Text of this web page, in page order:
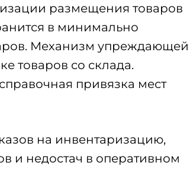
размещения товаров
в минимально
Механизм упреждающей
товаров со склада.
привязка мест
на инвентаризацию,
и недостач в оперативном